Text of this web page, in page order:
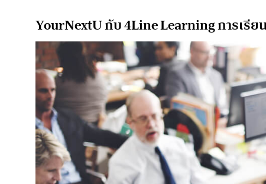
YourNextU กับ 4Line Learning การเรี